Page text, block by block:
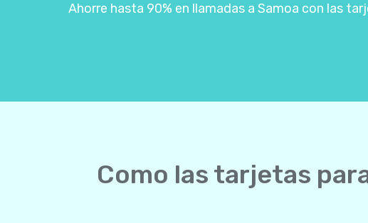
Ahorre hasta 90% en llamadas a Samoa con las
Como las tarjetas